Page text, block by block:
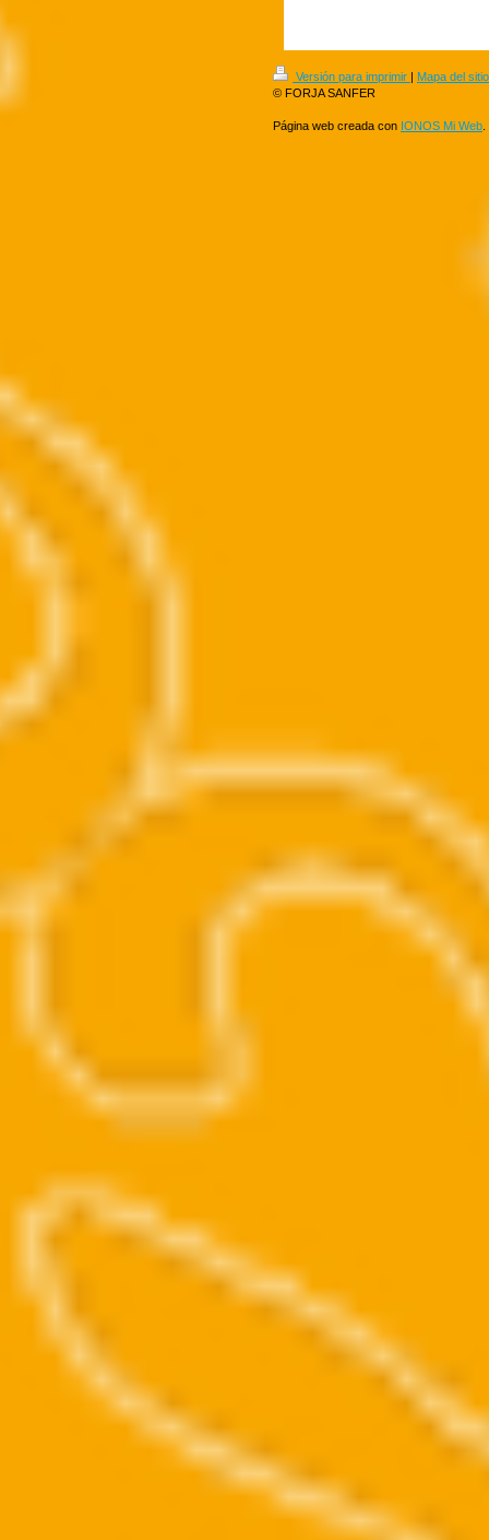
Versión para imprimir | Mapa del sitio
© FORJA SANFER
Página web creada con IONOS Mi Web